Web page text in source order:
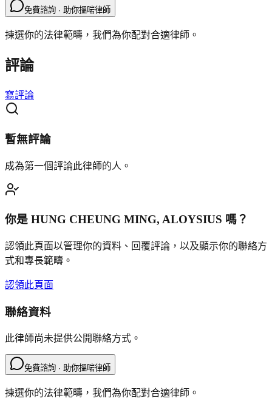
免費諮詢 · 助你搵啱律師
揀選你的法律範疇，我們為你配對合適律師。
評論
寫評論
暫無評論
成為第一個評論此律師的人。
你是 HUNG CHEUNG MING, ALOYSIUS 嗎？
認領此頁面以管理你的資料、回覆評論，以及顯示你的聯絡方
式和專長範疇。
認領此頁面
聯絡資料
此律師尚未提供公開聯絡方式。
免費諮詢 · 助你搵啱律師
揀選你的法律範疇，我們為你配對合適律師。